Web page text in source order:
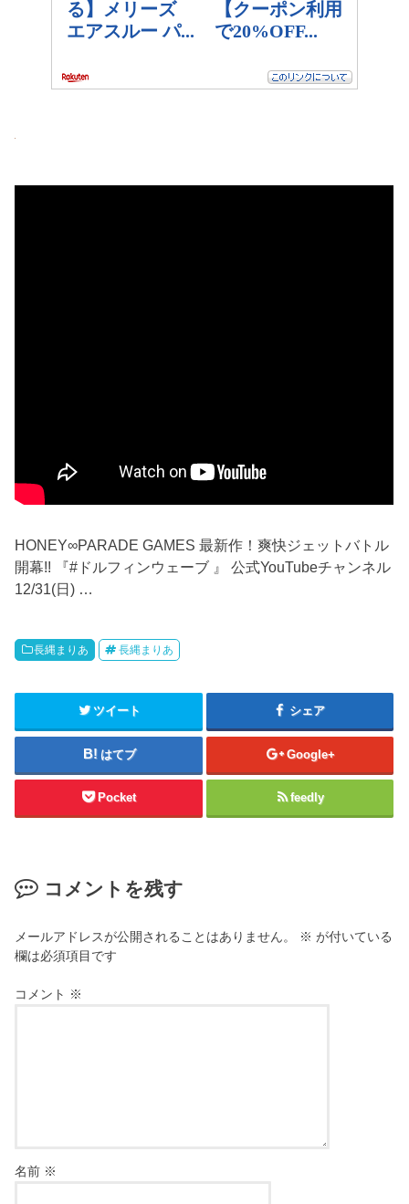
HONEY∞PARADE GAMES 最新作！爽快ジェットバトル
開幕!! 『#ドルフィンウェーブ 』 公式YouTubeチャンネル
12/31(日) …
長縄まりあ 長縄まりあ
ツイート シェア
はてブ Google+
Pocket feedly
コメントを残す
メールアドレスが公開されることはありません。 ※ が付いている
欄は必須項目です
コメント ※
名前 ※